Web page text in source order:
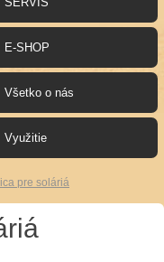
E-SHOP
Všetko o nás
Využitie
pre soláriá